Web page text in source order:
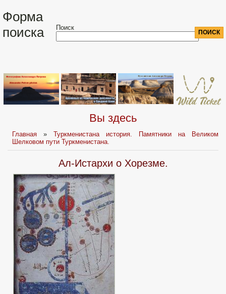
Форма
поиска
Поиск
Вы здесь
Главная »Туркменистана история. Памятники на Великом
Шелковом пути Туркменистана.
Ал-Истархи о Хорезме.